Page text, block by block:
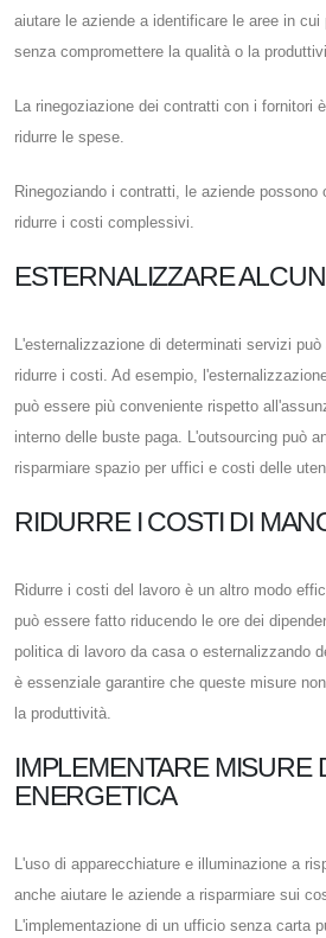
aiutare le aziende a identificare le aree in
senza compromettere la qualità o la
La rinegoziazione dei contratti con i fornitori
ridurre le spese.
Rinegoziando i contratti, le aziende possono
ridurre i costi complessivi.
ESTERNALIZZARE
L'esternalizzazione di determinati servizi
ridurre i costi. Ad esempio,
può essere più conveniente rispetto
interno delle buste paga. L'outsourcing può
risparmiare spazio per uffici e costi delle
RIDURRE I COSTI DI
Ridurre i costi del lavoro è un altro modo
può essere fatto riducendo le ore dei
politica di lavoro da casa o esternalizzando
è essenziale garantire che queste misure
la produttività.
IMPLEMENTARE MISURE
ENERGETICA
L'uso di apparecchiature e illuminazione a
anche aiutare le aziende a risparmiare sui
L'implementazione di un ufficio senza carta